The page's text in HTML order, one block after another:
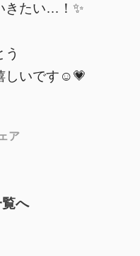
きたい…！✨
しいです☺️💗
ア
へ